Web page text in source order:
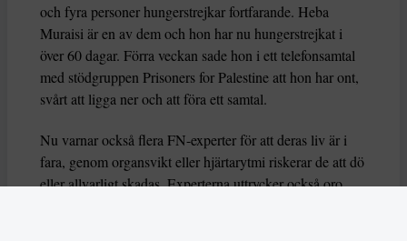
och fyra personer hungerstrejkar fortfarande. Heba
Muraisi är en av dem och hon har nu hungerstrejkat i
över 60 dagar. Förra veckan sade hon i ett telefonsamtal
med stödgruppen Prisoners for Palestine att hon har ont,
svårt att ligga ner och att föra ett samtal.
Nu varnar också flera FN-experter för att deras liv är i
fara, genom organsvikt eller hjärtarytmi riskerar de att dö
eller allvarligt skadas. Experterna uttrycker också oro